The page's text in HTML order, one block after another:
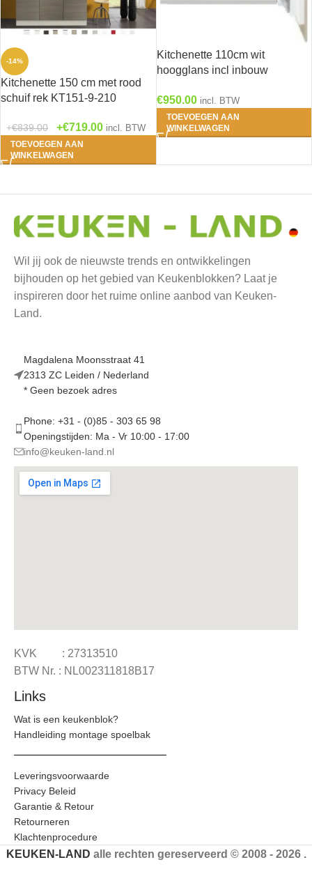
-14%
Kitchenette 150 cm met rood
schuif rek KT151-9-210
€839.00 €719.00 incl. BTW
TOEVOEGEN AAN
WINKELWAGEN
Kitchenette 110cm wit
hoogglans incl inbouw
wandkasten RAI-1046
€950.00 incl. BTW
TOEVOEGEN AAN
WINKELWAGEN
Wil jij ook de nieuwste trends en ontwikkelingen
bijhouden op het gebied van Keukenblokken? Laat je
inspireren door het ruime online aanbod van Keuken-
Land.
Magdalena Moonsstraat 41
2313 ZC Leiden / Nederland
* Geen bezoek adres
Phone: +31 - (0)85 - 303 65 98
Openingstijden: Ma - Vr 10:00 - 17:00
info@keuken-land.nl
KVK : 27313510
BTW Nr. : NL002311818B17
Links
Wat is een keukenblok?
Handleiding montage spoelbak
Leveringsvoorwaarde
Privacy Beleid
Garantie & Retour
Retourneren
Klachtenprocedure
KEUKEN-LAND alle rechten gereserveerd © 2008 - 2026 .